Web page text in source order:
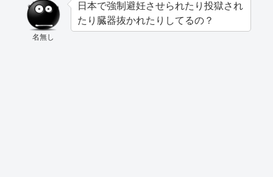
名無し
日本で強制避妊させられたり投獄され
たり臓器抜かれたりしてるの？